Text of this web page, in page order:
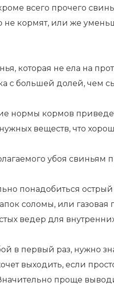
всего прочего
не кормят, или же
которая не ела на
с большей долей, чем
нормы кормов
веществ, что
убоя свиньям
понадобиться
соломы, или
ведер для
в первый раз, нужно
выходить, если
проще